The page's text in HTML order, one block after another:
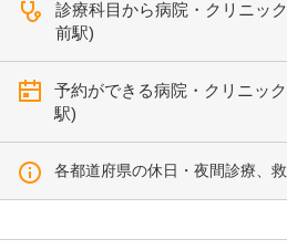
診療科目から病院・クリニッ
前駅)
予約ができる病院・クリニッ
駅)
各都道府県の休日・夜間診療、